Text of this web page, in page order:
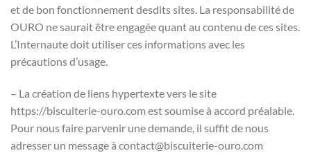
et de bon fonctionnement desdits sites. La responsabilité de
OURO ne saurait être engagée quant au contenu de ces sites.
L’Internaute doit utiliser ces informations avec les
précautions d’usage.
– La création de liens hypertexte vers le site
https://biscuiterie-ouro.com est soumise à accord préalable.
Pour nous faire parvenir une demande, il suffit de nous
adresser un message à contact@biscuiterie-ouro.com